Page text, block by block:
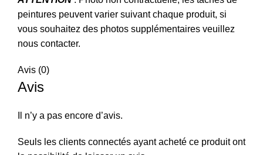
peintures peuvent varier suivant chaque produit, si
vous souhaitez des photos supplémentaires veuillez
nous contacter.
Avis (0)
Avis
Il n’y a pas encore d’avis.
Seuls les clients connectés ayant acheté ce produit ont